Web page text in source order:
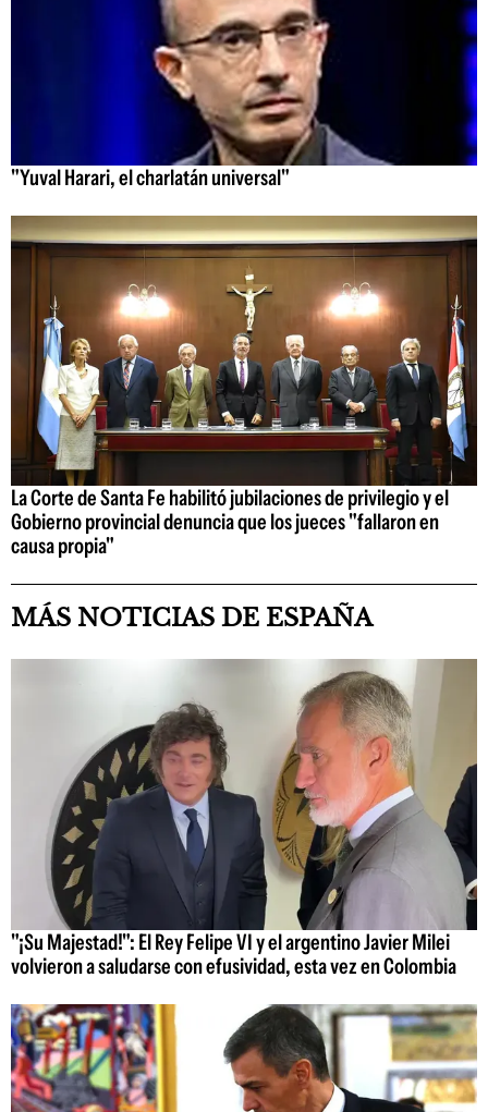
"Yuval Harari, el charlatán universal"
La Corte de Santa Fe habilitó jubilaciones de privilegio y el
Gobierno provincial denuncia que los jueces "fallaron en
causa propia"
MÁS NOTICIAS DE ESPAÑA
"¡Su Majestad!": El Rey Felipe VI y el argentino Javier Milei
volvieron a saludarse con efusividad, esta vez en Colombia